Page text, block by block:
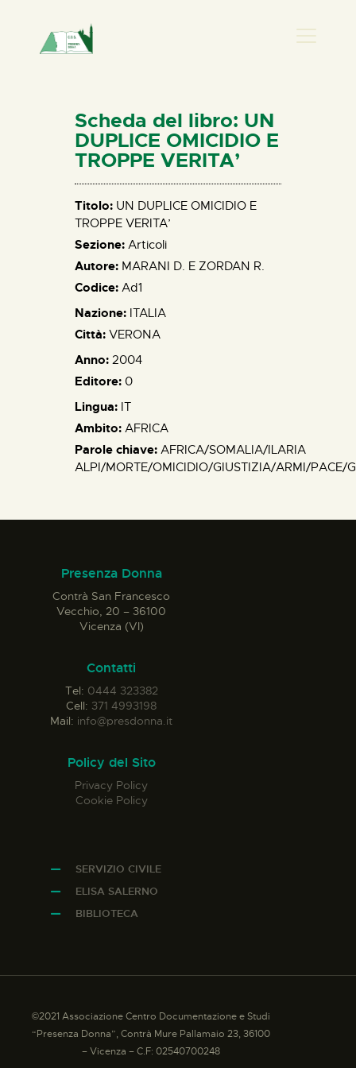
HOME
CHI SIAMO
NEWS
PERCORSI
BIBLIOTECA
ELISA SALERNO
CONTATTI
Scheda del libro: UN
DUPLICE OMICIDIO E
TROPPE VERITA’
Titolo: UN DUPLICE OMICIDIO E
TROPPE VERITA’
Sezione: Articoli
Autore: MARANI D. E ZORDAN R.
Codice: Ad1
Nazione: ITALIA
Città: VERONA
Anno: 2004
Editore: 0
Lingua: IT
Ambito: AFRICA
Parole chiave: AFRICA/SOMALIA/ILARIA
ALPI/MORTE/OMICIDIO/GIUSTIZIA/ARMI/PACE/
Presenza Donna
Contrà San Francesco
Vecchio, 20 – 36100
Vicenza (VI)
Contatti
Tel: 0444 323382
Cell: 371 4993198
Mail: info@presdonna.it
Policy del Sito
Privacy Policy
Cookie Policy
SERVIZIO CIVILE
ELISA SALERNO
BIBLIOTECA
©2021 Associazione Centro Documentazione e Studi
“Presenza Donna”, Contrà Mure Pallamaio 23, 36100
– Vicenza – C.F: 02540700248